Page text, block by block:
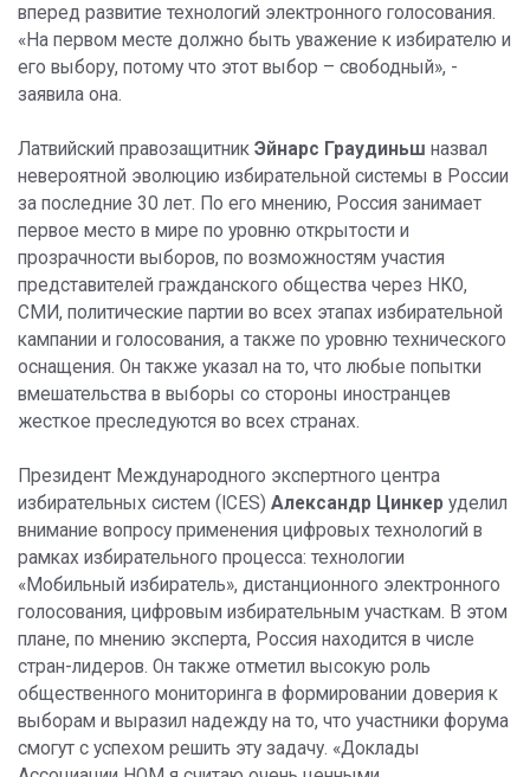
вперед развитие технологий электронного голосования.
«На первом месте должно быть уважение к избирателю и
его выбору, потому что этот выбор – свободный», -
заявила она.
Латвийский правозащитник Эйнарс Граудиньш назвал
невероятной эволюцию избирательной системы в России
за последние 30 лет. По его мнению, Россия занимает
первое место в мире по уровню открытости и
прозрачности выборов, по возможностям участия
представителей гражданского общества через НКО,
СМИ, политические партии во всех этапах избирательной
кампании и голосования, а также по уровню технического
оснащения. Он также указал на то, что любые попытки
вмешательства в выборы со стороны иностранцев
жесткое преследуются во всех странах.
Президент Международного экспертного центра
избирательных систем (ICES) Александр Цинкер уделил
внимание вопросу применения цифровых технологий в
рамках избирательного процесса: технологии
«Мобильный избиратель», дистанционного электронного
голосования, цифровым избирательным участкам. В этом
плане, по мнению эксперта, Россия находится в числе
стран-лидеров. Он также отметил высокую роль
общественного мониторинга в формировании доверия к
выборам и выразил надежду на то, что участники форума
смогут с успехом решить эту задачу. «Доклады